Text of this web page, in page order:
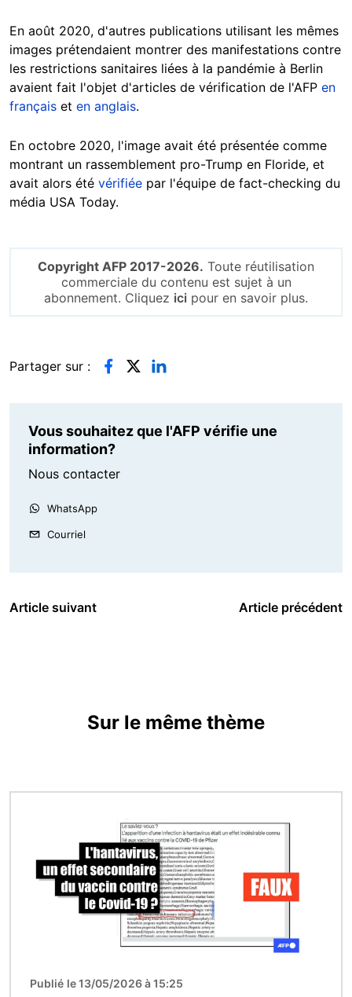
En août 2020, d'autres publications utilisant les mêmes
images prétendaient montrer des manifestations contre
les restrictions sanitaires liées à la pandémie à Berlin
avaient fait l'objet d'articles de vérification de l'AFP en
français et en anglais.
En octobre 2020, l'image avait été présentée comme
montrant un rassemblement pro-Trump en Floride, et
avait alors été vérifiée par l'équipe de fact-checking du
média USA Today.
Copyright AFP 2017-2026. Toute réutilisation
commerciale du contenu est sujet à un
abonnement. Cliquez ici pour en savoir plus.
Partager sur :
Vous souhaitez que l'AFP vérifie une
information?
Nous contacter
WhatsApp
Courriel
Article suivant Article précédent
Sur le même thème
Publié le 13/05/2026 à 15:25